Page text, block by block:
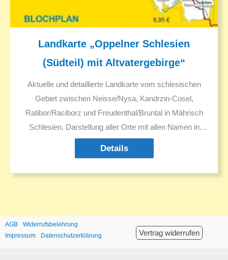
Landkarte „Oppelner Schlesien
(Südteil) mit Altvatergebirge“
Aktuelle und detaillierte Landkarte vom schlesischen
Gebiet zwischen Neisse/Nysa, Kandrzin-Cosel,
Ratibor/Raciborz und Freudenthal/Bruntal in Mährisch
Schlesien. Darstellung aller Orte mit allen Namen in
Deutsch und Polnisch bzw. Tschechisch.
Sehenswürdgkeiten. Ausflugsziele. Historische
Details
AGB
Widerrufsbelehrung
Impressum
Datenschutzerklärung Vertrag widerrufen